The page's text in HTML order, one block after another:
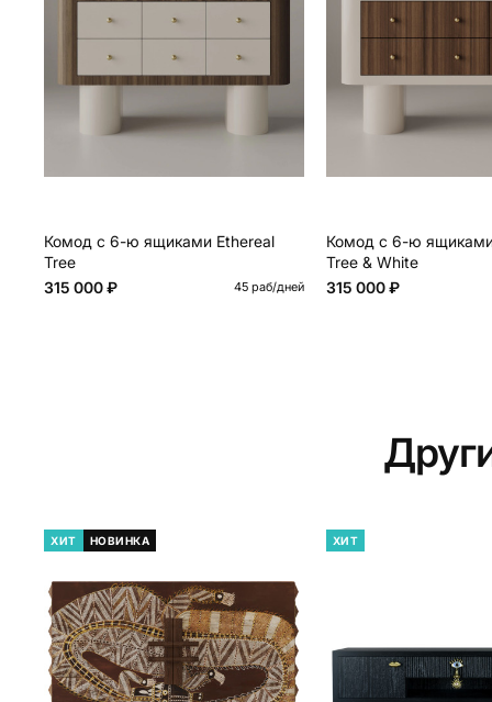
Комод с 6-ю ящиками Ethereal
Tree
315 000 ₽
45 раб/дней
Комод с 6-ю
Tree & White
315 000 ₽
ХИТ НОВИНКА ХИТ